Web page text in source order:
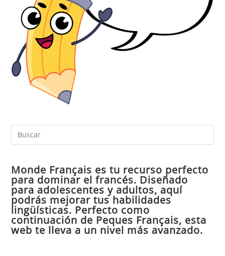
Monde Français es tu recurso perfecto
para dominar el francés. Diseñado
para adolescentes y adultos, aquí
podrás mejorar tus habilidades
lingüísticas. Perfecto como
continuación de Peques Français, esta
web te lleva a un nivel más avanzado.